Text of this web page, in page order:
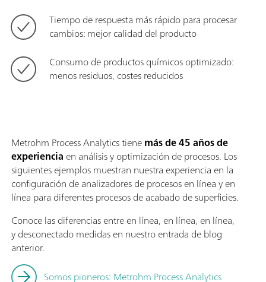
Tiempo de respuesta más rápido para procesar
cambios: mejor calidad del producto
Consumo de productos químicos optimizado:
menos residuos, costes reducidos
Metrohm Process Analytics tienemás de 45 años de
experiencia en análisis y optimización de procesos. Los
siguientes ejemplos muestran nuestra experiencia en la
configuración de analizadores de procesos en línea y en
línea para diferentes procesos de acabado de superficies.
Conoce las diferencias entre en línea, en línea, en línea,
y desconectado medidas en nuestro entrada de blog
anterior.
Somos pioneros: Metrohm Process Analytics